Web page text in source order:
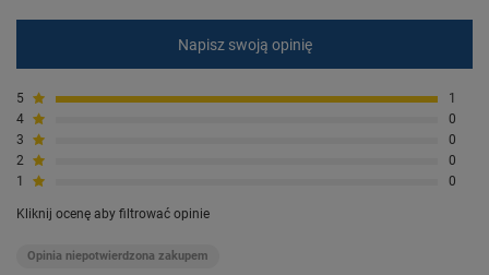
Napisz swoją opinię
5
1
4
0
3
0
2
0
1
0
Kliknij ocenę aby filtrować opinie
Opinia niepotwierdzona zakupem